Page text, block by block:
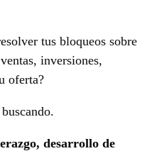
tus bloqueos sobre
inversiones,
oferta?
desarrollo de